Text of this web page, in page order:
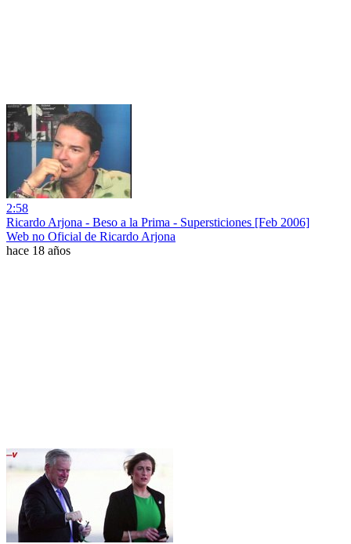
2:58
Ricardo Arjona - Beso a la Prima - Supersticiones [Feb 2006]
Web no Oficial de Ricardo Arjona
hace 18 años